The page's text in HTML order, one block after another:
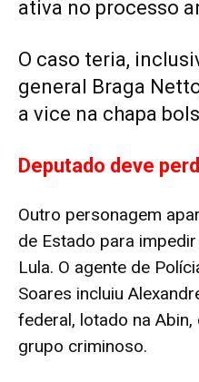
ativa no processo
O caso teria,
general Braga
a vice na chapa
Deputado deve
Outro personagem
de Estado para
Lula. O agente de
Soares incluiu
federal, lotado na
grupo criminoso.